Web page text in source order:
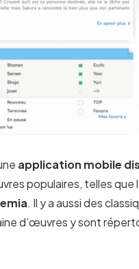
application mobile
populaires, telles que
. Il y a aussi des
d’œuvres y sont